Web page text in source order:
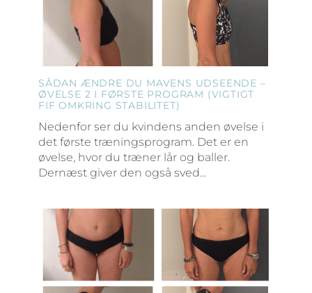
SÅDAN ÆNDRE DU MAVENS UDSEENDE –
ØVELSE 2 I FØRSTE PROGRAM (VIGTIGT
FIF OMKRING STABILITET)
Nedenfor ser du kvindens anden øvelse i
det første træningsprogram. Det er en
øvelse, hvor du træner lår og baller.
Dernæst giver den også sved...